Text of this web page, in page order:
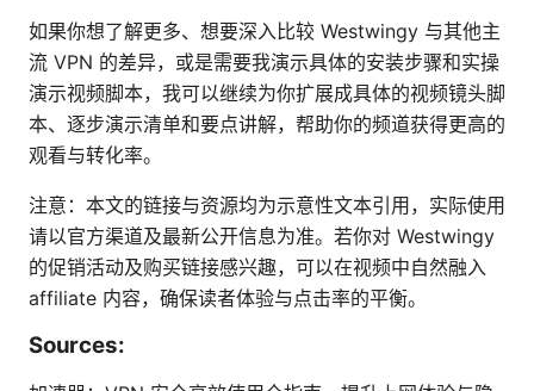
如果你想了解更多、想要深入比较 Westwingy 与其他主
流 VPN 的差异，或是需要我演示具体的安装步骤和实操
演示视频脚本，我可以继续为你扩展成具体的视频镜头脚
本、逐步演示清单和要点讲解，帮助你的频道获得更高的
观看与转化率。
注意：本文的链接与资源均为示意性文本引用，实际使用
请以官方渠道及最新公开信息为准。若你对 Westwingy
的促销活动及购买链接感兴趣，可以在视频中自然融入
affiliate 内容，确保读者体验与点击率的平衡。
Sources: